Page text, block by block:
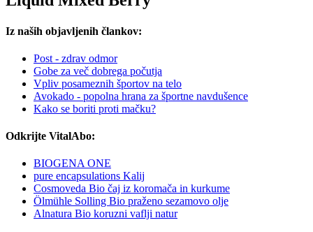
Iz naših objavljenih člankov:
Post - zdrav odmor
Gobe ​​za več dobrega počutja
Vpliv posameznih športov na telo
Avokado - popolna hrana za športne navdušence
Kako se boriti proti mačku?
Odkrijte VitalAbo:
BIOGENA ONE
pure encapsulations Kalij
Cosmoveda Bio čaj iz koromača in kurkume
Ölmühle Solling Bio praženo sezamovo olje
Alnatura Bio koruzni vaflji natur